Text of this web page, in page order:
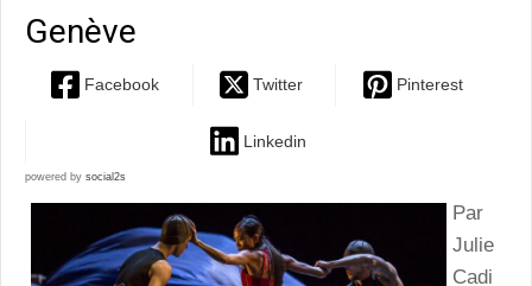
Genève
Facebook Twitter Pinterest
Linkedin
powered by social2s
Par
Julie
Cadi